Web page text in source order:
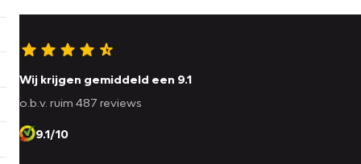
Wij krijgen gemiddeld een 9.1
o.b.v. ruim 487 reviews
9.1/10